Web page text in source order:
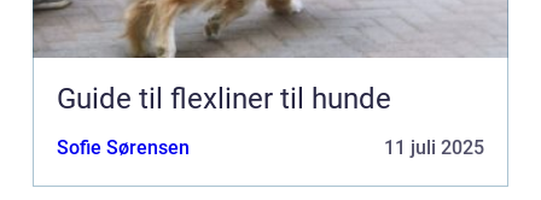
Guide til flexliner til hunde
Sofie Sørensen 11 juli 2025